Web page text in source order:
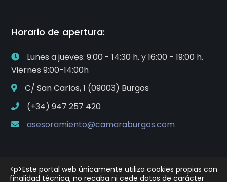
Horario de apertura:
Viernes 9:00-14:00h
C/ San Carlos, 1 (09003) Burgos
(+34) 947 257 420
<p>Este portal web únicamente utiliza cookies propias con
finalidad técnica, no recaba ni cede datos de carácter